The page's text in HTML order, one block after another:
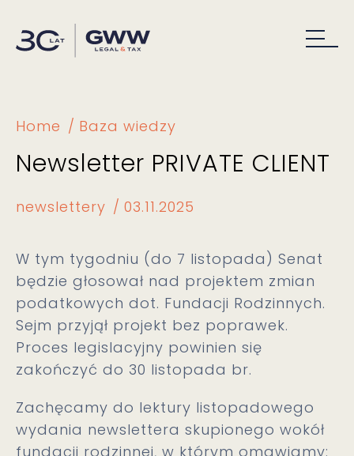
Home Baza wiedzy
Newsletter PRIVATE CLIENT
newslettery 03.11.2025
W tym tygodniu (do 7 listopada) Senat
będzie głosował nad projektem zmian
podatkowych dot. Fundacji Rodzinnych.
Sejm przyjął projekt bez poprawek.
Proces legislacyjny powinien się
zakończyć do 30 listopada br.
Zachęcamy do lektury listopadowego
wydania newslettera skupionego wokół
fundacji rodzinnej, w którym omawiamy: